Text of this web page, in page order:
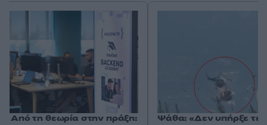
Από τη θεωρία στην πράξη:
Ψάθα: «Δεν υπήρξε